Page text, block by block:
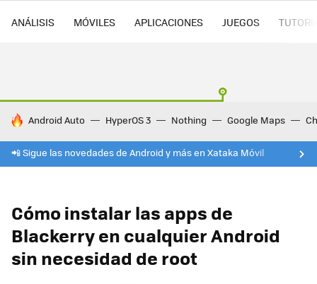
ANÁLISIS MÓVILES APLICACIONES JUEGOS
HOY SE HABLA DE
Android Auto HyperOS 3 Nothing Google Maps
📲 Sigue las novedades de Android y más en Xataka Móvil
Cómo instalar las apps de
Blackerry en cualquier Android
sin necesidad de root